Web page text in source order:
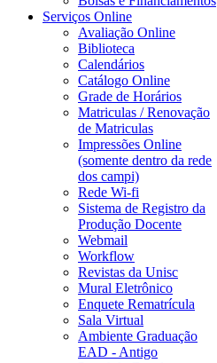
Serviços Online
Avaliação Online
Biblioteca
Calendários
Catálogo Online
Grade de Horários
Matriculas / Renovação
de Matriculas
Impressões Online
(somente dentro da rede
dos campi)
Rede Wi-fi
Sistema de Registro da
Produção Docente
Webmail
Workflow
Revistas da Unisc
Mural Eletrônico
Enquete Rematrícula
Sala Virtual
Ambiente Graduação
EAD - Antigo